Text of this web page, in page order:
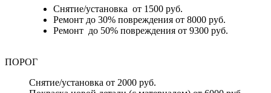
Снятие/установка от 1500 руб.
Ремонт до 30% повреждения от 8000 руб.
Ремонт до 50% повреждения от 9300 руб.
ПОРОГ
Снятие/установка от 2000 руб.